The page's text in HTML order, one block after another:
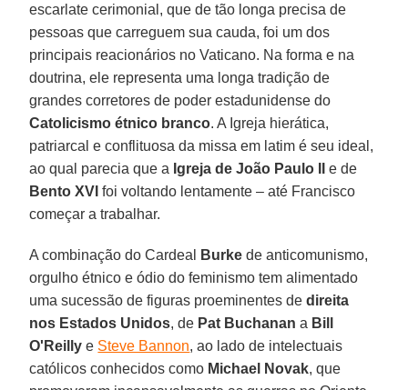
escarlate cerimonial, que de tão longa precisa de
pessoas que carreguem sua cauda, foi um dos
principais reacionários no Vaticano. Na forma e na
doutrina, ele representa uma longa tradição de
grandes corretores de poder estadunidense do
Catolicismo étnico branco. A Igreja hierática,
patriarcal e conflituosa da missa em latim é seu ideal,
ao qual parecia que a Igreja de João Paulo II
e de
Bento XVI foi voltando lentamente – até Francisco
começar a trabalhar.
A combinação do Cardeal Burke de anticomunismo,
orgulho étnico e ódio do feminismo tem alimentado
uma sucessão de figuras proeminentes dedireita
nos Estados Unidos, de Pat Buchanan a Bill
O'Reilly e Steve Bannon, ao lado de intelectuais
católicos conhecidos como Michael Novak, que